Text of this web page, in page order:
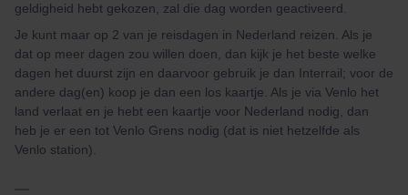
geldigheid hebt gekozen, zal die dag worden geactiveerd.
Je kunt maar op 2 van je reisdagen in Nederland reizen. Als je
dat op meer dagen zou willen doen, dan kijk je het beste welke
dagen het duurst zijn en daarvoor gebruik je dan Interrail; voor de
andere dag(en) koop je dan een los kaartje. Als je via Venlo het
land verlaat en je hebt een kaartje voor Nederland nodig, dan
heb je er een tot Venlo Grens nodig (dat is niet hetzelfde als
Venlo station).